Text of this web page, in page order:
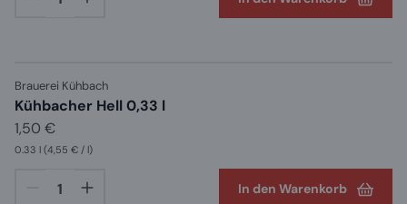
Brauerei Kühbach
Kühbacher Hell 0,33 l
1,50 €
0.33 l (4,55 € / l)
In den Warenkorb